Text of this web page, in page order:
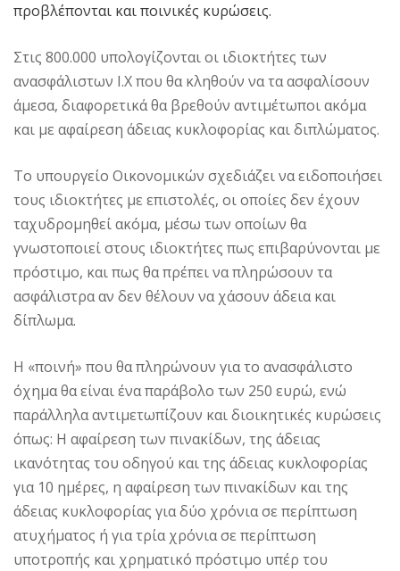
προβλέπονται και ποινικές κυρώσεις.
Στις 800.000 υπολογίζονται οι ιδιοκτήτες των
ανασφάλιστων Ι.Χ που θα κληθούν να τα ασφαλίσουν
άμεσα, διαφορετικά θα βρεθούν αντιμέτωποι ακόμα
και με αφαίρεση άδειας κυκλοφορίας και διπλώματος.
Το υπουργείο Οικονομικών σχεδιάζει να ειδοποιήσει
τους ιδιοκτήτες με επιστολές, οι οποίες δεν έχουν
ταχυδρομηθεί ακόμα, μέσω των οποίων θα
γνωστοποιεί στους ιδιοκτήτες πως επιβαρύνονται με
πρόστιμο, και πως θα πρέπει να πληρώσουν τα
ασφάλιστρα αν δεν θέλουν να χάσουν άδεια και
δίπλωμα.
Η «ποινή» που θα πληρώνουν για το ανασφάλιστο
όχημα θα είναι ένα παράβολο των 250 ευρώ, ενώ
παράλληλα αντιμετωπίζουν και διοικητικές κυρώσεις
όπως: Η αφαίρεση των πινακίδων, της άδειας
ικανότητας του οδηγού και της άδειας κυκλοφορίας
για 10 ημέρες, η αφαίρεση των πινακίδων και της
άδειας κυκλοφορίας για δύο χρόνια σε περίπτωση
ατυχήματος ή για τρία χρόνια σε περίπτωση
υποτροπής και χρηματικό πρόστιμο υπέρ του